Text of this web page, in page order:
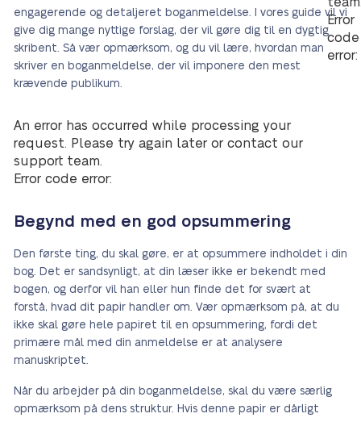
Error
code
error:
engagerende og detaljeret boganmeldelse. I vores guide vil vi
give dig mange nyttige forslag, der vil gøre dig til en dygtig
skribent. Så vær opmærksom, og du vil lære, hvordan man
skriver en boganmeldelse, der vil imponere den mest
krævende publikum.
An error has occurred while processing your
request. Please try again later or contact our
support team.
Error code error:
Begynd med en god opsummering
Den første ting, du skal gøre, er at opsummere indholdet i din
bog. Det er sandsynligt, at din læser ikke er bekendt med
bogen, og derfor vil han eller hun finde det for svært at
forstå, hvad dit papir handler om. Vær opmærksom på, at du
ikke skal gøre hele papiret til en opsummering, fordi det
primære mål med din anmeldelse er at analysere
manuskriptet.
Når du arbejder på din boganmeldelse, skal du være særlig
opmærksom på dens struktur. Hvis denne papir er dårligt